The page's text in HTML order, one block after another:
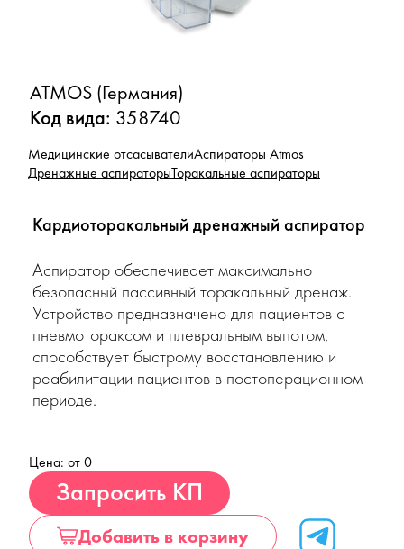
ATMOS (Германия)
Код вида: 358740
Медицинские отсасывателиАспираторы Atmos
Дренажные аспираторыТоракальные аспираторы
Кардиоторакальный дренажный аспиратор
Аспиратор обеспечивает максимально
безопасный пассивный торакальный дренаж.
Устройство предназначено для пациентов с
пневмотораксом и плевральным выпотом,
способствует быстрому восстановлению и
реабилитации пациентов в постоперационном
периоде.
Цена: от 0
Запросить КП
Добавить в корзину